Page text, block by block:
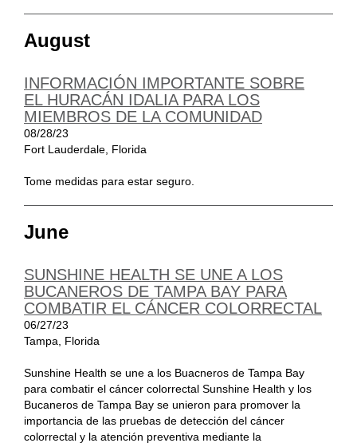
August
INFORMACIÓN IMPORTANTE SOBRE
EL HURACÁN IDALIA PARA LOS
MIEMBROS DE LA COMUNIDAD
08/28/23
Fort Lauderdale, Florida
Tome medidas para estar seguro.
June
SUNSHINE HEALTH SE UNE A LOS
BUCANEROS DE TAMPA BAY PARA
COMBATIR EL CÁNCER COLORRECTAL
06/27/23
Tampa, Florida
Sunshine Health se une a los Buacneros de Tampa Bay
para combatir el cáncer colorrectal Sunshine Health y los
Bucaneros de Tampa Bay se unieron para promover la
importancia de las pruebas de detección del cáncer
colorrectal y la atención preventiva mediante la